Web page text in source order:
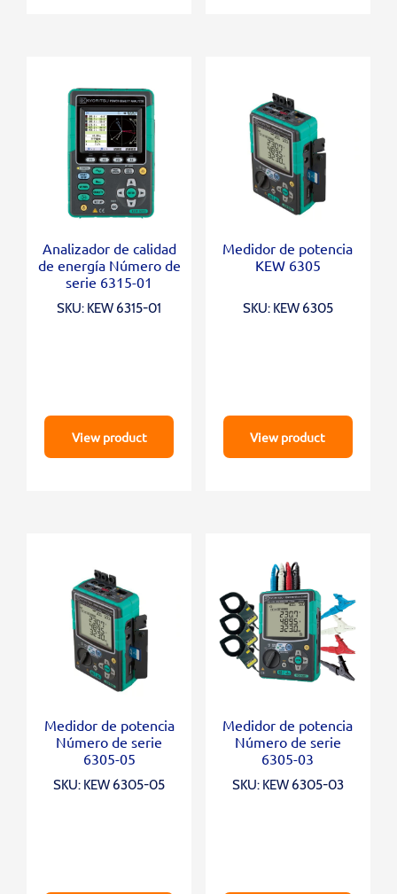
Analizador de calidad
de energía Número de
serie 6315-01
SKU: KEW 6315-01
View product
Medidor de potencia
KEW 6305
SKU: KEW 6305
View product
Medidor de potencia
Número de serie
6305-05
SKU: KEW 6305-05
Medidor de potencia
Número de serie
6305-03
SKU: KEW 6305-03